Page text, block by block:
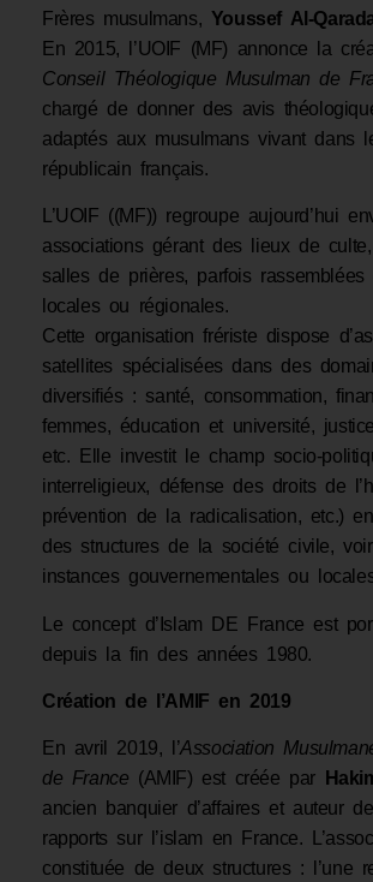
Frères musulmans, Youssef Al-
En 2015, l’UOIF (MF) annonce la
Conseil Théologique Musulman de
chargé de donner des avis
adaptés aux musulmans vivant dans
républicain français.
L’UOIF ((MF)) regroupe aujourd’hui
associations gérant des lieux de
salles de prières, parfois rassemblées
locales ou régionales.
Cette organisation frériste dispose
satellites spécialisées dans des
diversifiés : santé, consommation,
femmes, éducation et université,
etc. Elle investit le champ socio-
interreligieux, défense des droits de
prévention de la radicalisation, etc.)
des structures de la société civile,
instances gouvernementales ou
Le concept d’Islam DE France est
depuis la fin des années 1980.
Création de l’AMIF en 2019
En avril 2019, l’Association
de France (AMIF) est créée par
ancien banquier d’affaires et auteur
rapports sur l’islam en France.
constituée de deux structures : l’une